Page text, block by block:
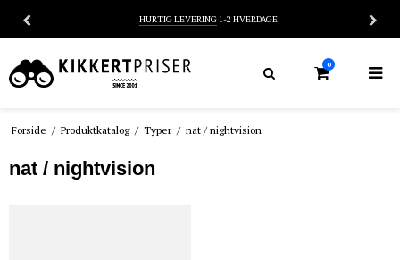
14 DAGES
0
Forside / Produktkatalog / Typer / nat / nightvision
nat / nightvision